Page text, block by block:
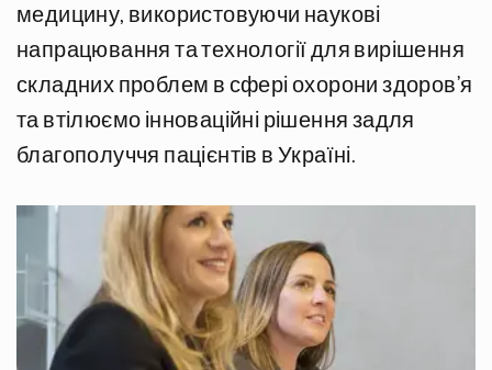
медицину, використовуючи наукові
напрацювання та технології для вирішення
складних проблем в сфері охорони здоров’я
та втілюємо інноваційні рішення задля
благополуччя пацієнтів в Україні.